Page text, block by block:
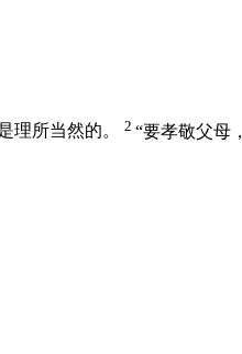
理所当然的。 2 “要孝敬父母